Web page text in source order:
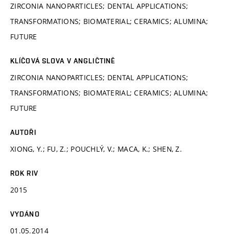
ZIRCONIA NANOPARTICLES; DENTAL APPLICATIONS;
TRANSFORMATIONS; BIOMATERIAL; CERAMICS; ALUMINA;
FUTURE
KLÍČOVÁ SLOVA V ANGLIČTINĚ
ZIRCONIA NANOPARTICLES; DENTAL APPLICATIONS;
TRANSFORMATIONS; BIOMATERIAL; CERAMICS; ALUMINA;
FUTURE
AUTOŘI
XIONG, Y.; FU, Z.; POUCHLÝ, V.; MACA, K.; SHEN, Z.
ROK RIV
2015
VYDÁNO
01.05.2014